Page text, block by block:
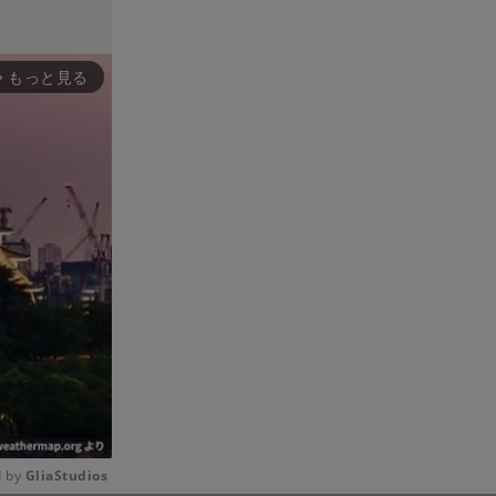
もっと見る
by GliaStudios